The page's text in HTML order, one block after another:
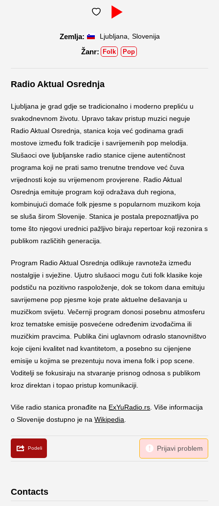
Ljubljana Slovenija
Folk Pop
Radio Aktual Osrednja
Ljubljana je grad gdje se tradicionalno i moderno prepliću u
svakodnevnom životu. Upravo takav pristup muzici neguje
Radio Aktual Osrednja, stanica koja već godinama gradi
mostove između folk tradicije i savrijemenih pop melodija.
Slušaoci ove ljubljanske radio stanice cijene autentičnost
programa koji ne prati samo trenutne trendove već čuva
vrijednosti koje su vrijemenom provjerene. Radio Aktual
Osrednja emituje program koji odražava duh regiona,
kombinujući domaće folk pjesme s popularnom muzikom koja
se sluša širom Slovenije. Stanica je postala prepoznatljiva po
tome što njegovi urednici pažljivo biraju repertoar koji rezonira s
publikom različitih generacija.
Program Radio Aktual Osrednja odlikuje ravnoteža između
nostalgije i svježine. Ujutro slušaoci mogu čuti folk klasike koje
podstiču na pozitivno raspoloženje, dok se tokom dana emituju
savrijemene pop pjesme koje prate aktuelne dešavanja u
muzičkom svijetu. Večernji program donosi posebnu atmosferu
kroz tematske emisije posvećene određenim izvođačima ili
muzičkim pravcima. Publika čini uglavnom odraslo stanovništvo
koje cijeni kvalitet nad kvantitetom, a posebno su cijenjene
emisije u kojima se prezentuju nova imena folk i pop scene.
Voditelji se fokusiraju na stvaranje prisnog odnosa s publikom
kroz direktan i topao pristup komunikaciji.
Više radio stanica pronađite na ExYuRadio.rs . Više informacija
o Slovenije dostupno je naWikipedia
Contacts